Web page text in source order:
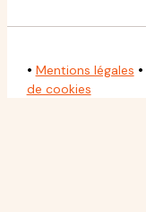
• Mentions légales •
de cookies